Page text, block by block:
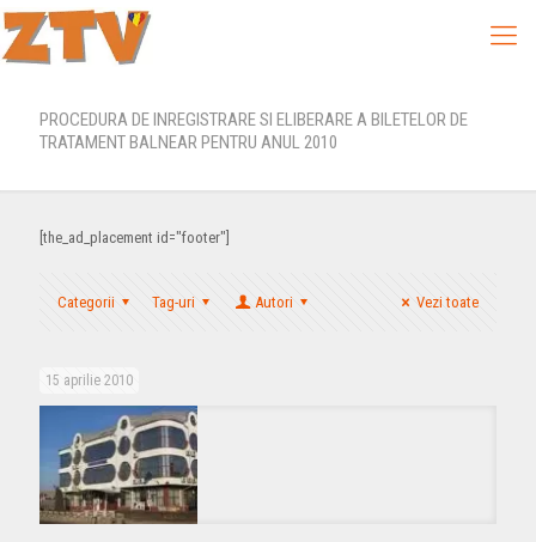
PROCEDURA DE INREGISTRARE SI ELIBERARE A BILETELOR DE
TRATAMENT BALNEAR PENTRU ANUL 2010
[the_ad_placement id="footer"]
Categorii Tag-uri Autori Vezi toate
15 aprilie 2010